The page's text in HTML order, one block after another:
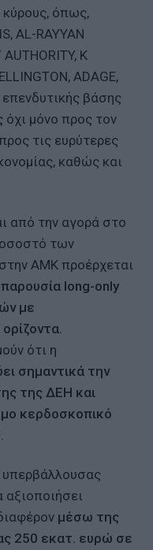
όπως,
AL-RAYYAN
K
ADAGE,
επενδυτικής βάσης
όχι μόνο προς τον
τις ευρύτερες
καθώς και
από την αγορά στο
των
ΑΜΚ προέρχεται
long-only
με
ότι η
σημαντικά την
της ΔΕΗ και
κερδοσκοπικό
μέσω της
250 εκατ. ευρώ σε